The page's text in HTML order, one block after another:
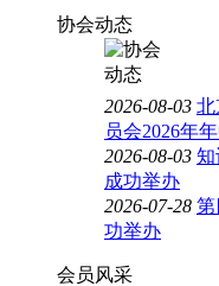
协会动态
2026-08-03 北
员会2026年
2026-08-03 知
成功举办
2026-07-28 第
功举办
会员风采